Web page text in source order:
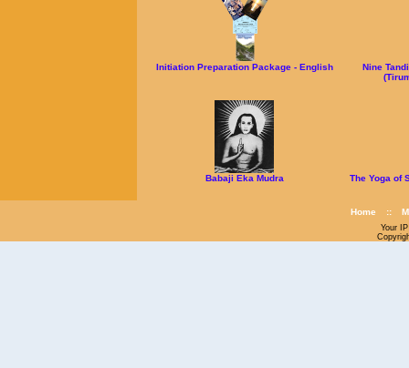
Initiation Preparation Package - English
Nine
Babaji Eka Mudra The Yoga of
Home ::
Your